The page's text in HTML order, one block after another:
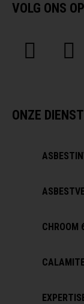
VOLG ONS
ONZE
CHROOM